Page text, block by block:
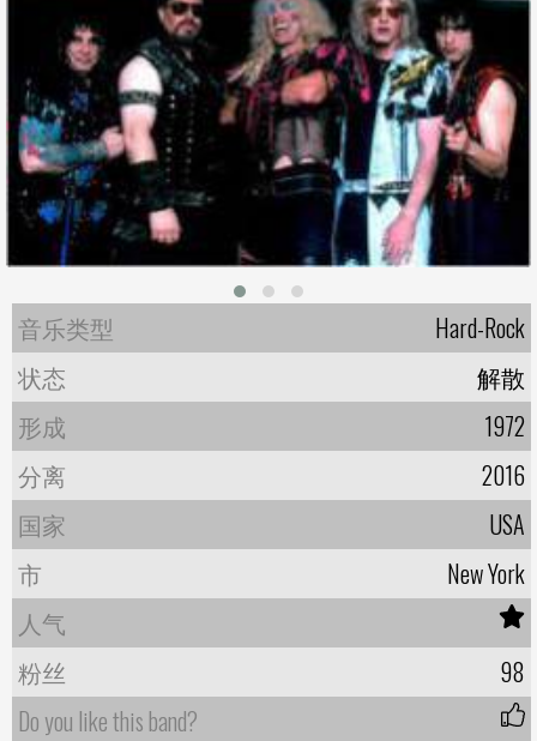
音乐类型
Hard-Rock
状态
解散
形成
1972
分离
2016
国家
USA
市
New York
人气
粉丝
98
Do you like this band?